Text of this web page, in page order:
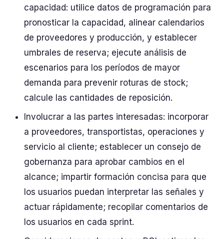
capacidad: utilice datos de programación para
pronosticar la capacidad, alinear calendarios
de proveedores y producción, y establecer
umbrales de reserva; ejecute análisis de
escenarios para los períodos de mayor
demanda para prevenir roturas de stock;
calcule las cantidades de reposición.
Involucrar a las partes interesadas: incorporar
a proveedores, transportistas, operaciones y
servicio al cliente; establecer un consejo de
gobernanza para aprobar cambios en el
alcance; impartir formación concisa para que
los usuarios puedan interpretar las señales y
actuar rápidamente; recopilar comentarios de
los usuarios en cada sprint.